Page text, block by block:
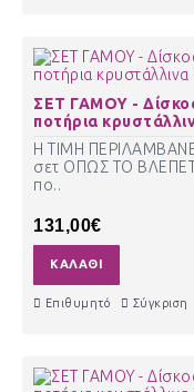
ΣΕΤ ΓΑΜΟΥ -
ποτήρια
Η ΤΙΜΗ
σετ ΟΠΩΣ ΤΟ
πο..
131,00€
ΚΑΛΆΘΙ
Επιθυμητό Σύγκριση